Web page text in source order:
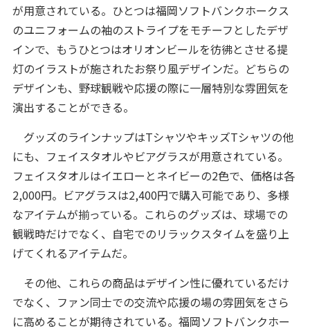
が用意されている。ひとつは福岡ソフトバンクホークス
のユニフォームの袖のストライプをモチーフとしたデザ
インで、もうひとつはオリオンビールを彷彿とさせる提
灯のイラストが施されたお祭り風デザインだ。どちらの
デザインも、野球観戦や応援の際に一層特別な雰囲気を
演出することができる。
グッズのラインナップはTシャツやキッズTシャツの他
にも、フェイスタオルやビアグラスが用意されている。
フェイスタオルはイエローとネイビーの2色で、価格は各
2,000円。ビアグラスは2,400円で購入可能であり、多様
なアイテムが揃っている。これらのグッズは、球場での
観戦時だけでなく、自宅でのリラックスタイムを盛り上
げてくれるアイテムだ。
その他、これらの商品はデザイン性に優れているだけ
でなく、ファン同士での交流や応援の場の雰囲気をさら
に高めることが期待されている。福岡ソフトバンクホー